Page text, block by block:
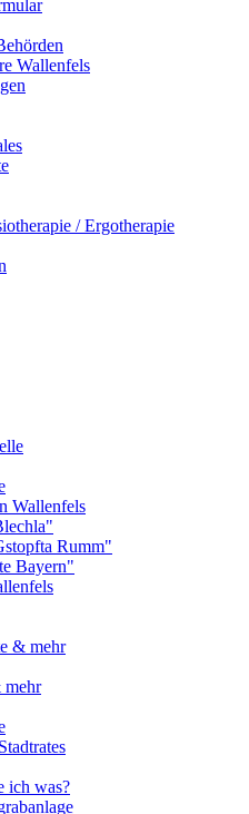
Wallenfels
/ Ergotherapie
Wallenfels
Rumm"
Bayern"
& mehr
mehr
ich was?